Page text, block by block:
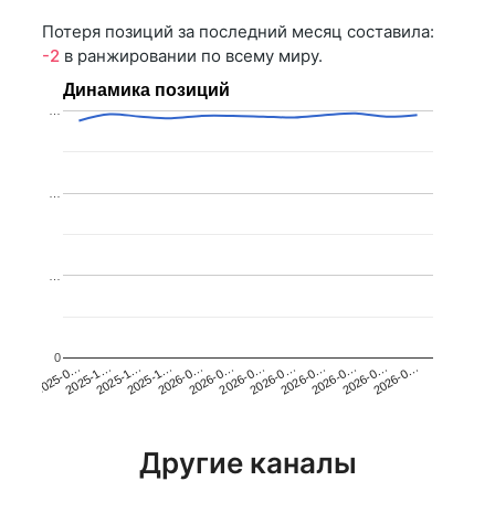
Потеря позиций за последний месяц составила:
-2 в ранжировании по всему миру.
Динамика позиций
2025-0…2025-1…2025-1…2025-1…2026-0…2026-0…2026-0…2026-0…2026-0…2026-0…2026-0…2026-0…
0
…
…
Другие каналы